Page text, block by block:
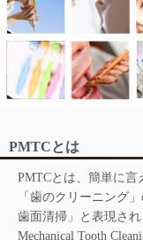
PMTCとは
PMTCとは、簡単に言
「歯のクリーニング
歯面清掃」と表現さ
Mechanical Tooth